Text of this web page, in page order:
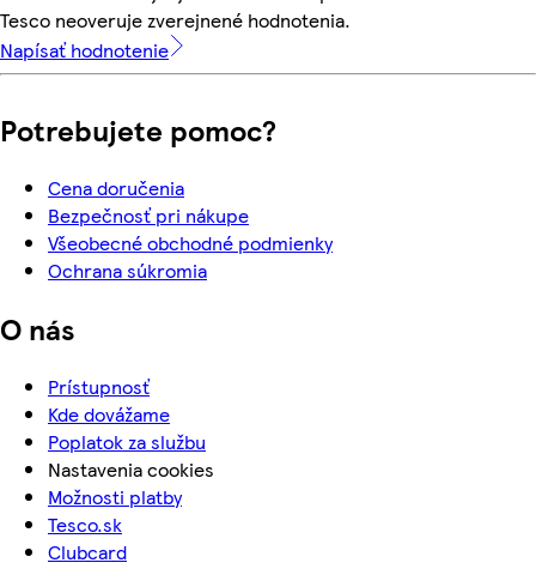
Tesco neoveruje zverejnené hodnotenia.
Napísať hodnotenie
Potrebujete pomoc?
Cena doručenia
Bezpečnosť pri nákupe
Všeobecné obchodné podmienky
Ochrana súkromia
O nás
Prístupnosť
Kde dovážame
Poplatok za službu
Nastavenia cookies
Možnosti platby
Tesco.sk
Clubcard